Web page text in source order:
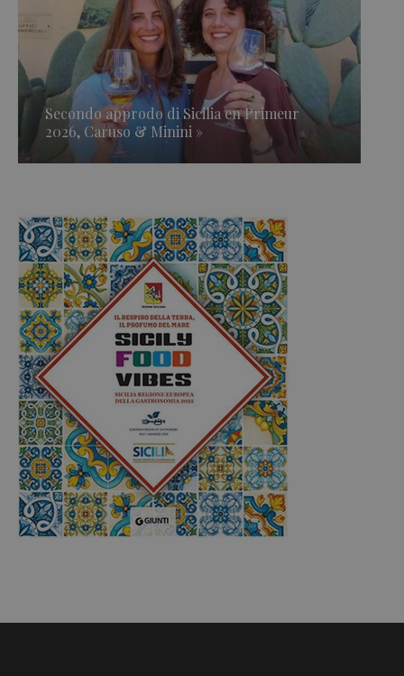
Secondo approdo di Sicilia en Primeur
2026, Caruso & Minini »